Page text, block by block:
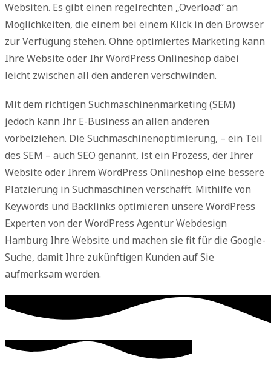
Websiten. Es gibt einen regelrechten „Overload“ an
Möglichkeiten, die einem bei einem Klick in den Browser
zur Verfügung stehen. Ohne optimiertes Marketing kann
Ihre Website oder Ihr WordPress Onlineshop dabei
leicht zwischen all den anderen verschwinden.
Mit dem richtigen Suchmaschinenmarketing (SEM)
jedoch kann Ihr E-Business an allen anderen
vorbeiziehen. Die Suchmaschinenoptimierung, – ein Teil
des SEM – auch SEO genannt, ist ein Prozess, der Ihrer
Website oder Ihrem WordPress Onlineshop eine bessere
Platzierung in Suchmaschinen verschafft. Mithilfe von
Keywords und Backlinks optimieren unsere WordPress
Experten von der WordPress Agentur Webdesign
Hamburg Ihre Website und machen sie fit für die Google-
Suche, damit Ihre zukünftigen Kunden auf Sie
aufmerksam werden.